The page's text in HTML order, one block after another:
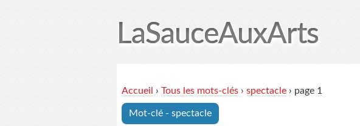
LaSauceAuxArts
Accueil › Tous les mots-clés › spectacle › page 1
Mot-clé - spectacle